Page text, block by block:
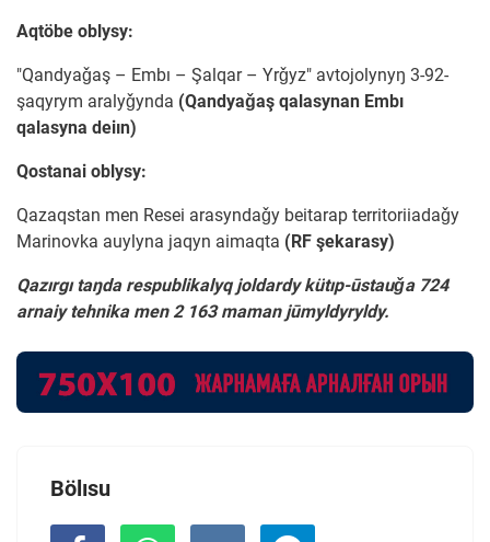
Aqtöbe oblysy:
"Qandyaǧaş – Embı – Şalqar – Yrǧyz" avtojolynyŋ 3-92-
şaqyrym aralyǧynda (Qandyaǧaş qalasynan Embı
qalasyna deiın)
Qostanai oblysy:
Qazaqstan men Resei arasyndaǧy beitarap territoriiadaǧy
Marinovka auylyna jaqyn aimaqta (RF şekarasy)
Qazırgı taŋda respublikalyq joldardy kütıp-ūstauǧa 724
arnaiy tehnika men 2 163 maman jūmyldyryldy.
Bölısu